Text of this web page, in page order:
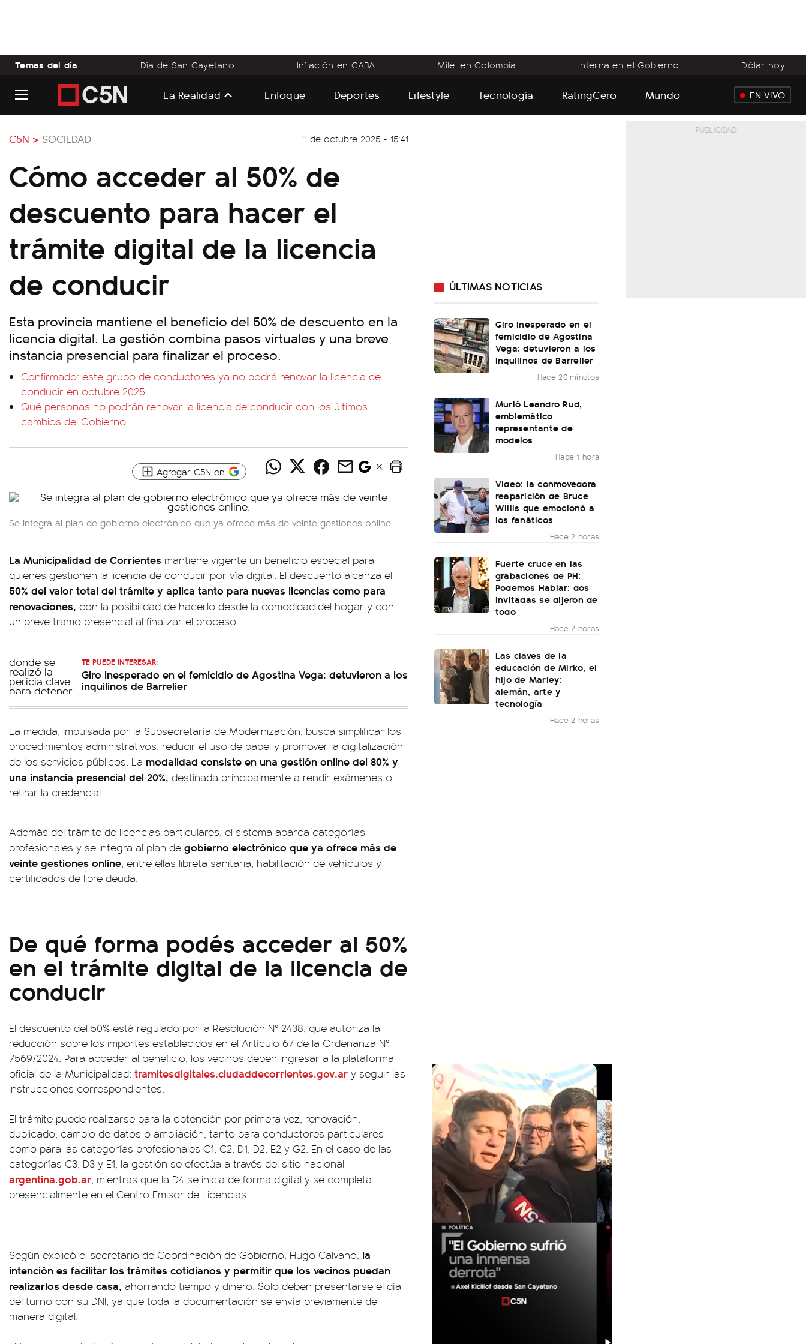
Temas del día Día de San Cayetano Inflación en CABA Milei en Colombia Interna en el Gobierno Dólar hoy
La Realidad Enfoque Deportes Lifestyle Tecnología RatingCero Mundo EN VIVO
C5N > SOCIEDAD 11 de octubre 2025 - 15:41
Cómo acceder al 50% de
descuento para hacer el
trámite digital de la licencia
de conducir
Esta provincia mantiene el beneficio del 50% de descuento en la
licencia digital. La gestión combina pasos virtuales y una breve
instancia presencial para finalizar el proceso.
Confirmado: este grupo de conductores ya no podrá renovar la licencia de
conducir en octubre 2025
Qué personas no podrán renovar la licencia de conducir con los últimos
cambios del Gobierno
Agregar C5N en
Se integra al plan de gobierno electrónico que ya ofrece más de veinte gestiones online.
La Municipalidad de Corrientes mantiene vigente un beneficio especial para
quienes gestionen la licencia de conducir por vía digital. El descuento alcanza el
50% del valor total del trámite y aplica tanto para nuevas licencias como para
renovaciones, con la posibilidad de hacerlo desde la comodidad del hogar y con
un breve tramo presencial al finalizar el proceso.
TE PUEDE INTERESAR:
Giro inesperado en el femicidio de Agostina Vega: detuvieron a los
inquilinos de Barrelier
La medida, impulsada por la Subsecretaría de Modernización, busca simplificar los
procedimientos administrativos, reducir el uso de papel y promover la digitalización
de los servicios públicos. La modalidad consiste en una gestión online del 80% y
una instancia presencial del 20%, destinada principalmente a rendir exámenes o
retirar la credencial.
Además del trámite de licencias particulares, el sistema abarca categorías
profesionales y se integra al plan de gobierno electrónico que ya ofrece más de
veinte gestiones online, entre ellas libreta sanitaria, habilitación de vehículos y
certificados de libre deuda.
De qué forma podés acceder al 50%
en el trámite digital de la licencia de
conducir
El descuento del 50% está regulado por la Resolución N° 2438, que autoriza la
reducción sobre los importes establecidos en el Artículo 67 de la Ordenanza N°
7569/2024. Para acceder al beneficio, los vecinos deben ingresar a la plataforma
oficial de la Municipalidad: tramitesdigitales.ciudaddecorrientes.gov.ar y seguir las
instrucciones correspondientes.
El trámite puede realizarse para la obtención por primera vez, renovación,
duplicado, cambio de datos o ampliación, tanto para conductores particulares
como para las categorías profesionales C1, C2, D1, D2, E2 y G2. En el caso de las
categorías C3, D3 y E1, la gestión se efectúa a través del sitio nacional
argentina.gob.ar, mientras que la D4 se inicia de forma digital y se completa
presencialmente en el Centro Emisor de Licencias.
Según explicó el secretario de Coordinación de Gobierno, Hugo Calvano, la
intención es facilitar los trámites cotidianos y permitir que los vecinos puedan
realizarlos desde casa, ahorrando tiempo y dinero. Solo deben presentarse el día
del turno con su DNI, ya que toda la documentación se envía previamente de
manera digital.
ÚLTIMAS NOTICIAS
Giro inesperado en el
femicidio de Agostina
Vega: detuvieron a los
inquilinos de Barrelier
Hace 20 minutos
Murió Leandro Rud,
emblemático
representante de
modelos
Hace 1 hora
Video: la conmovedora
reaparición de Bruce
Willis que emocionó a
los fanáticos
Hace 2 horas
Fuerte cruce en las
grabaciones de PH:
Podemos Hablar: dos
invitadas se dijeron de
todo
Hace 2 horas
Las claves de la
educación de Mirko, el
hijo de Marley:
alemán, arte y
tecnología
Hace 2 horas